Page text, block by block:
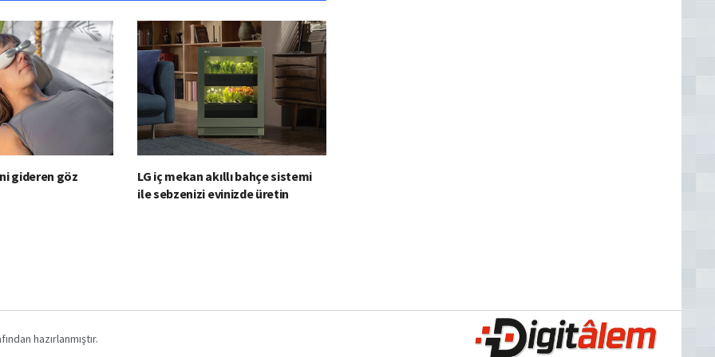
gideren göz
LG iç mekan akıllı bahçe sistemi
ile sebzenizi evinizde üretin
hazırlanmıştır.